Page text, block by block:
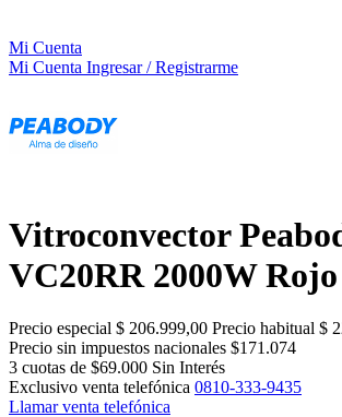
Mi Cuenta
Mi Cuenta Ingresar / Registrarme
Vitroconvector
VC20RR 2000W Rojo
Precio especial $ 206.999,00 Precio habitual $
Precio sin impuestos nacionales $171.074
3 cuotas de $69.000 Sin Interés
Exclusivo venta telefónica 0810-333-9435
Llamar venta telefónica